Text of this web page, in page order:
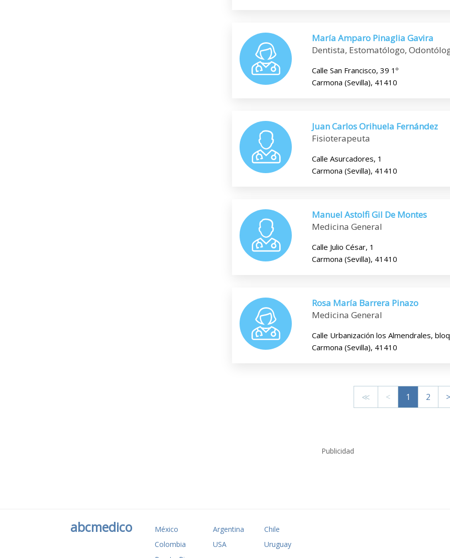
María Amparo Pinaglia Gavira
Dentista, Estomatólogo,
Calle San Francisco, 39 1º
Carmona (Sevilla), 41410
Juan Carlos Orihuela Fernández
Fisioterapeuta
Calle Asurcadores, 1
Carmona (Sevilla), 41410
Manuel Astolfi Gil De Montes
Medicina General
Calle Julio César, 1
Carmona (Sevilla), 41410
Rosa María Barrera Pinazo
Medicina General
Calle Urbanización los Almendrales,
Carmona (Sevilla), 41410
≪ < 1 2 >
Publicidad
abcmedico México Argentina
Chile
Colombia
USA
Uruguay